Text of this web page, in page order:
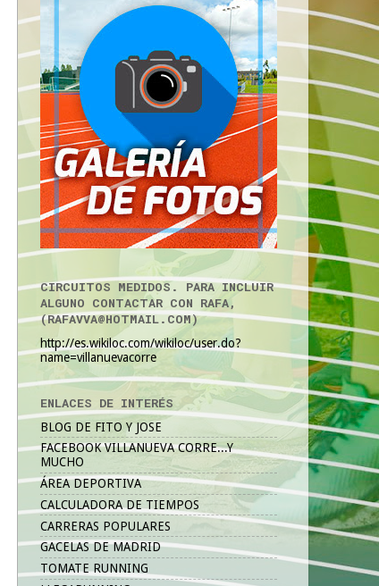
CIRCUITOS MEDIDOS. PARA INCLUIR
ALGUNO CONTACTAR CON RAFA,
(RAFAVVA@HOTMAIL.COM)
http://es.wikiloc.com/wikiloc/user.do?
name=villanuevacorre
ENLACES DE INTERÉS
BLOG DE FITO Y JOSE
FACEBOOK VILLANUEVA CORRE...Y
MUCHO
ÁREA DEPORTIVA
CALCULADORA DE TIEMPOS
CARRERAS POPULARES
GACELAS DE MADRID
TOMATE RUNNING